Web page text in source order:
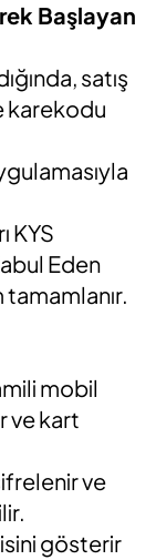
Başlayan
satış
karekodu
KYS
Eden
mobil
ve kart
ve
gösterir